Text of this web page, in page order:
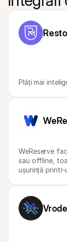
Plăți mai
WeReserve
sau offline,
ușurință printr-
Pentru
Aflați de ce
Pentru clienții
Contactați
Contactați
Descoperiți